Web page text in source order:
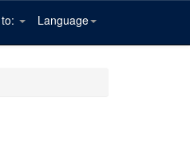
Language